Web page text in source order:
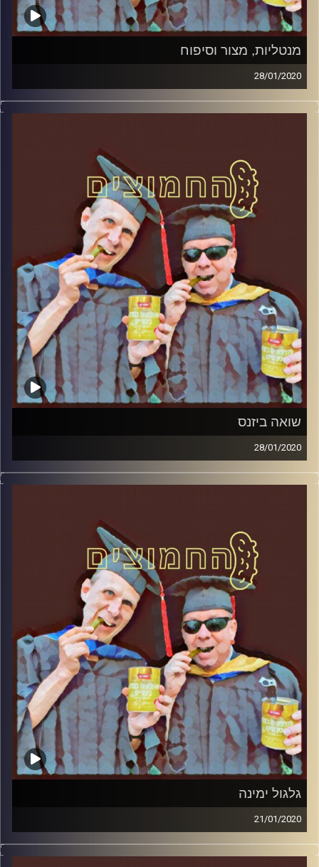
מנטליות, מצור וסיפוח
28/01/2020
החמוצים – בפעם השלישית.
עם פרופסור בועז בן-דוד ופרופסור גלעד
הירשברגר
והפעם: מנטליות, מצור וסיפוח
קרדיט תמונות:AudioVersity
שואה ביזנס
28/01/2020
החמוצים – בפעם השלישית.
עם פרופסור בועז בן-דוד ופרופסור גלעד
הירשברגר
והפעם: שואה ביזנס
קרדיט תמונות:AudioVersity
גלגול ימינה
21/01/2020
החמוצים – בפעם השלישית.